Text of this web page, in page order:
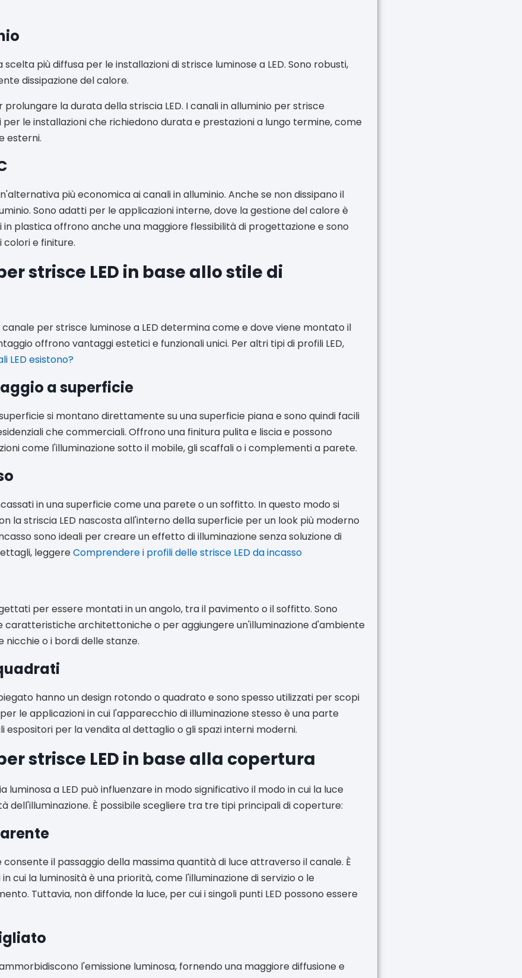
scelta più diffusa per le installazioni di strisce luminose a LED. Sono robusti,
dissipazione del calore.
la durata della striscia LED. I canali in alluminio per strisce
per le installazioni che richiedono durata e prestazioni a lungo termine, come
esterni.
più economica ai canali in alluminio. Anche se non dissipano il
Sono adatti per le applicazioni interne, dove la gestione del calore è
plastica offrono anche una maggiore flessibilità di progettazione e sono
colori e finiture.
strisce LED in base allo stile di
canale per strisce luminose a LED determina come e dove viene montato il
offrono vantaggi estetici e funzionali unici. Per altri tipi di profili LED,
LED esistono?
a superficie
si montano direttamente su una superficie piana e sono quindi facili
che commerciali. Offrono una finitura pulita e liscia e possono
come l'illuminazione sotto il mobile, gli scaffali o i complementi a parete.
in una superficie come una parete o un soffitto. In questo modo si
la striscia LED nascosta all'interno della superficie per un look più moderno
sono ideali per creare un effetto di illuminazione senza soluzione di
leggereComprendere i profili delle strisce LED da incasso
per essere montati in un angolo, tra il pavimento o il soffitto. Sono
caratteristiche architettoniche o per aggiungere un'illuminazione d'ambiente
o i bordi delle stanze.
hanno un design rotondo o quadrato e sono spesso utilizzati per scopi
le applicazioni in cui l'apparecchio di illuminazione stesso è una parte
espositori per la vendita al dettaglio o gli spazi interni moderni.
strisce LED in base alla copertura
luminosa a LED può influenzare in modo significativo il modo in cui la luce
dell'illuminazione. È possibile scegliere tra tre tipi principali di coperture:
il passaggio della massima quantità di luce attraverso il canale. È
cui la luminosità è una priorità, come l'illuminazione di servizio o le
Tuttavia, non diffonde la luce, per cui i singoli punti LED possono essere
l'emissione luminosa, fornendo una maggiore diffusione e